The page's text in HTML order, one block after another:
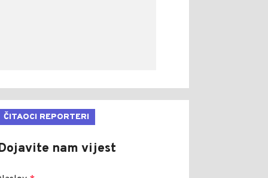
ČITAOCI REPORTERI
nam vijest